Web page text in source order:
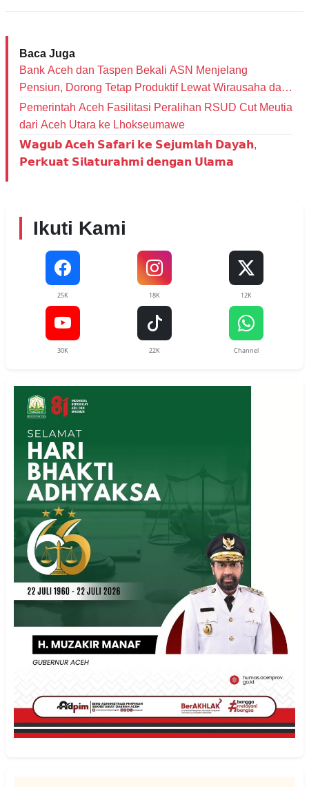
Baca Juga
Bank Aceh dan Taspen Bekali ASN Menjelang
Pensiun, Dorong Tetap Produktif Lewat Wirausaha dan
Literasi Keuangan
Pemerintah Aceh Fasilitasi Peralihan RSUD Cut Meutia
dari Aceh Utara ke Lhokseumawe
𝗪𝗮𝗴𝘂𝗯 𝗔𝗰𝗲𝗵 𝗦𝗮𝗳𝗮𝗿𝗶 𝗸𝗲 𝗦𝗲𝗷𝘂𝗺𝗹𝗮𝗵 𝗗𝗮𝘆𝗮𝗵,
𝗣𝗲𝗿𝗸𝘂𝗮𝘁 𝗦𝗶𝗹𝗮𝘁𝘂𝗿𝗮𝗵𝗺𝗶 𝗱𝗲𝗻𝗴𝗮𝗻 𝗨𝗹𝗮𝗺𝗮
Ikuti Kami
25K 18K 12K
30K 22K Channel